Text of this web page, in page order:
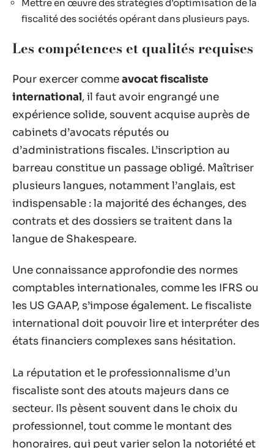
Mettre en œuvre des stratégies d’optimisation de la
fiscalité des sociétés opérant dans plusieurs pays.
Les compétences et qualités requises
Pour exercer commeavocat fiscaliste
international, il faut avoir engrangé une
expérience solide, souvent acquise auprès de
cabinets d’avocats réputés ou
d’administrations fiscales. L’inscription au
barreau constitue un passage obligé. Maîtriser
plusieurs langues, notamment l’anglais, est
indispensable : la majorité des échanges, des
contrats et des dossiers se traitent dans la
langue de Shakespeare.
Une connaissance approfondie des normes
comptables internationales, comme les IFRS ou
les US GAAP, s’impose également. Le fiscaliste
international doit pouvoir lire et interpréter des
états financiers complexes sans hésitation.
La réputation et le professionnalisme d’un
fiscaliste sont des atouts majeurs dans ce
secteur. Ils pèsent souvent dans le choix du
professionnel, tout comme le montant des
honoraires, qui peut varier selon la notoriété et